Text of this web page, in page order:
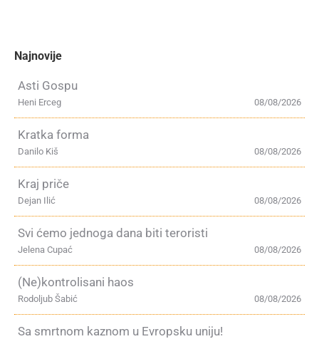
Najnovije
Asti Gospu
08/08/2026
Heni Erceg
Kratka forma
08/08/2026
Danilo Kiš
Kraj priče
08/08/2026
Dejan Ilić
Svi ćemo jednoga dana biti teroristi
08/08/2026
Jelena Cupać
(Ne)kontrolisani haos
08/08/2026
Rodoljub Šabić
Sa smrtnom kaznom u Evropsku uniju!